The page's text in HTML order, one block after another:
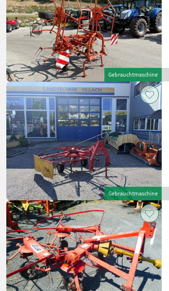
Gebrauchtmaschine
Gebrauchtmaschine